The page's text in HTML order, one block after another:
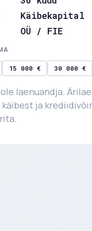
Käibekapital
OÜ / FIE
15 000 € 30 000 €
laenuandja.
ja